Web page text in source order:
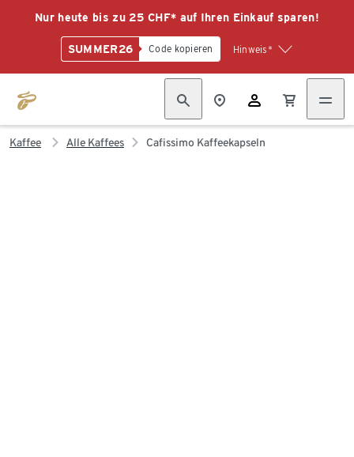
Nur heute bis zu 25 CHF* auf Ihren Einkauf sparen!
SUMMER26 Code kopieren Hinweis*
Kaffee Alle Kaffees Cafissimo Kaffeekapseln